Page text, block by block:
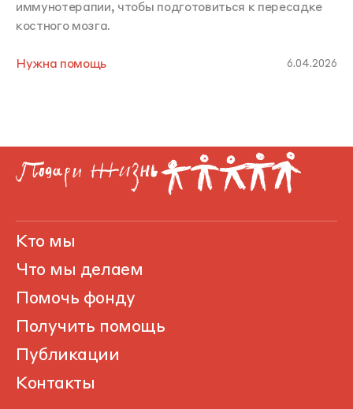
иммунотерапии, чтобы подготовиться к пересадке
костного мозга.
Нужна помощь 6.04.2026
Кто мы
Что мы делаем
Помочь фонду
Получить помощь
Публикации
Контакты